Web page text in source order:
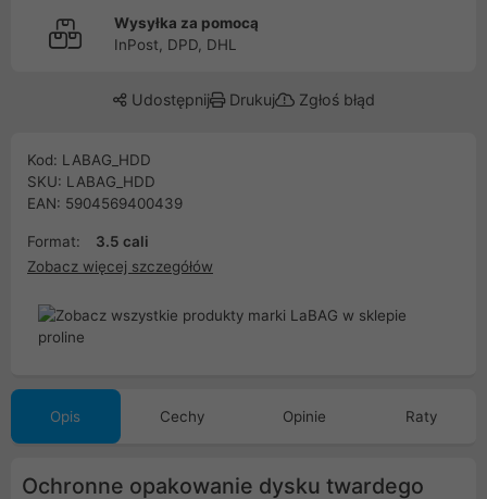
Wysyłka za pomocą
InPost, DPD, DHL
Udostępnij Drukuj Zgłoś błąd
Kod: LABAG_HDD
SKU: LABAG_HDD
EAN: 5904569400439
Format:
3.5 cali
Zobacz więcej szczegółów
Opis Cechy Opinie Raty
Ochronne opakowanie dysku twardego